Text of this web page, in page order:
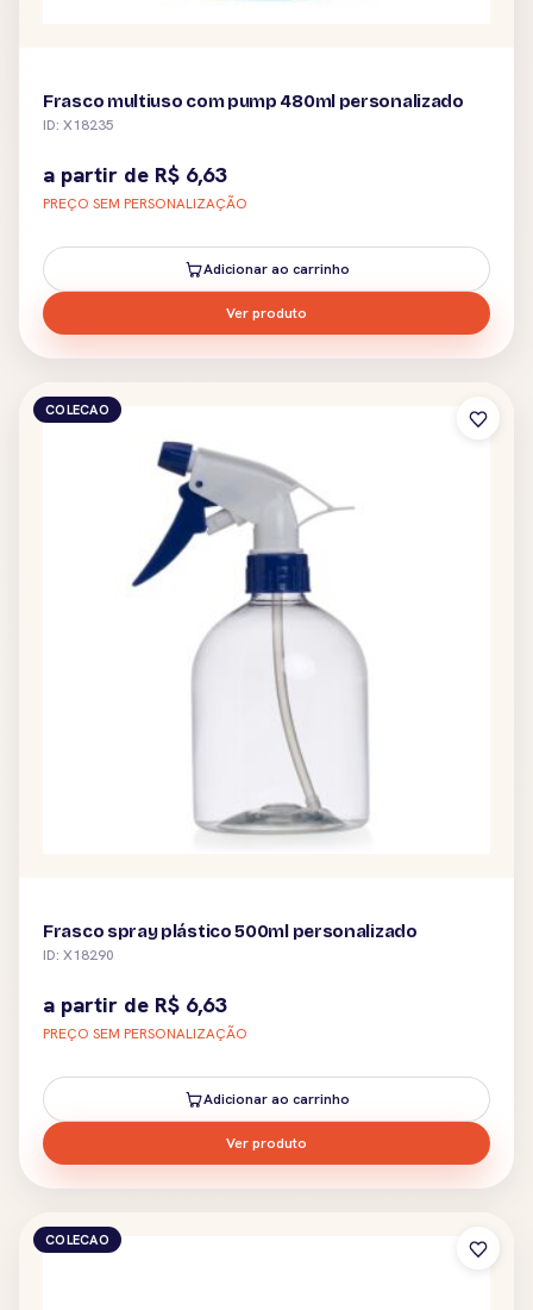
Frasco multiuso com pump 480ml personalizado
ID: X18235
a partir de R$ 6,63
PREÇO SEM PERSONALIZAÇÃO
Adicionar ao carrinho
Ver produto
COLECAO
Frasco spray plástico 500ml personalizado
ID: X18290
a partir de R$ 6,63
PREÇO SEM PERSONALIZAÇÃO
Adicionar ao carrinho
Ver produto
COLECAO